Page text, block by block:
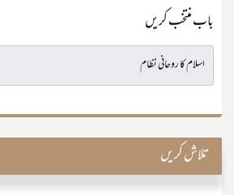
باب منتخب کریں
تلاش کریں